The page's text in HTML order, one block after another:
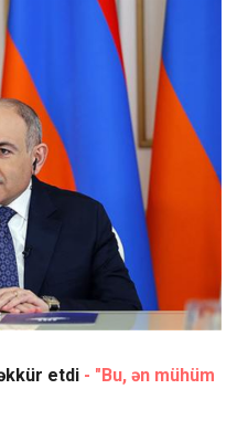
etdi - "Bu, ən mühüm